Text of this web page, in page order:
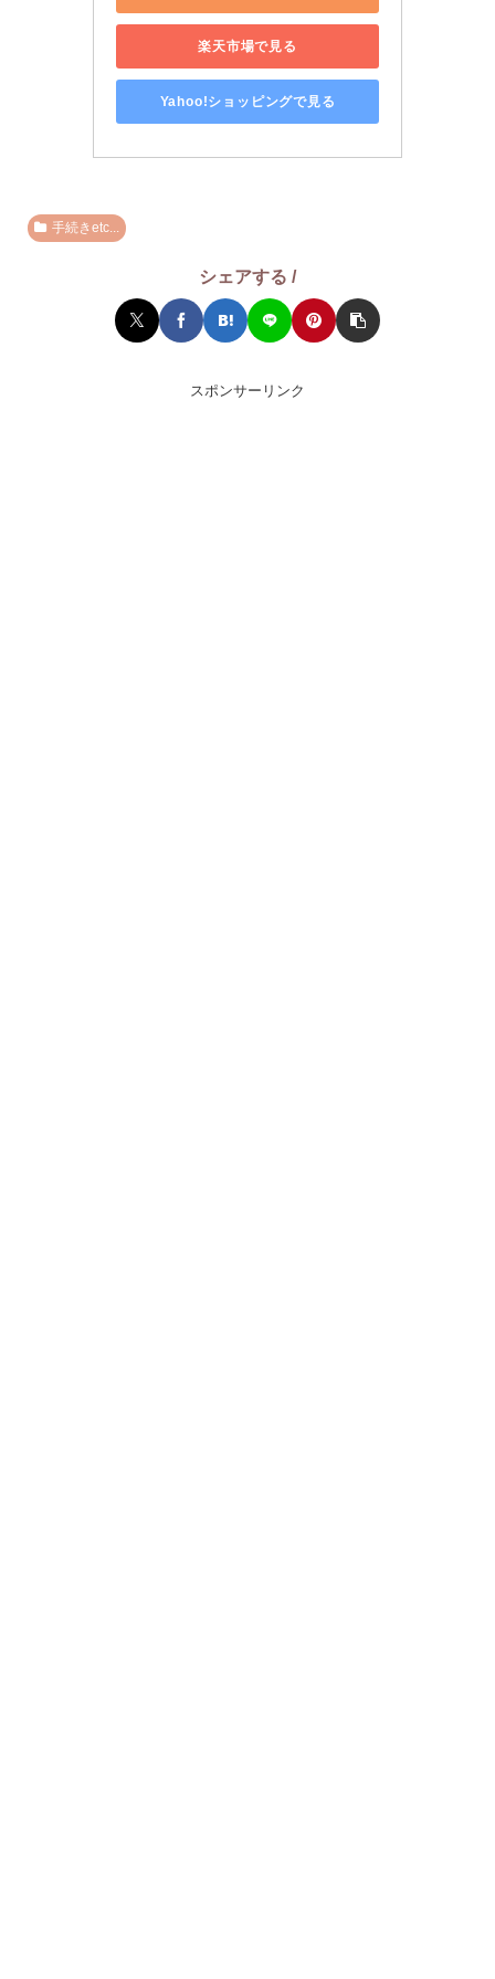
楽天市場で見る
Yahoo!ショッピングで見る
手続きetc...
シェアする /
スポンサーリンク